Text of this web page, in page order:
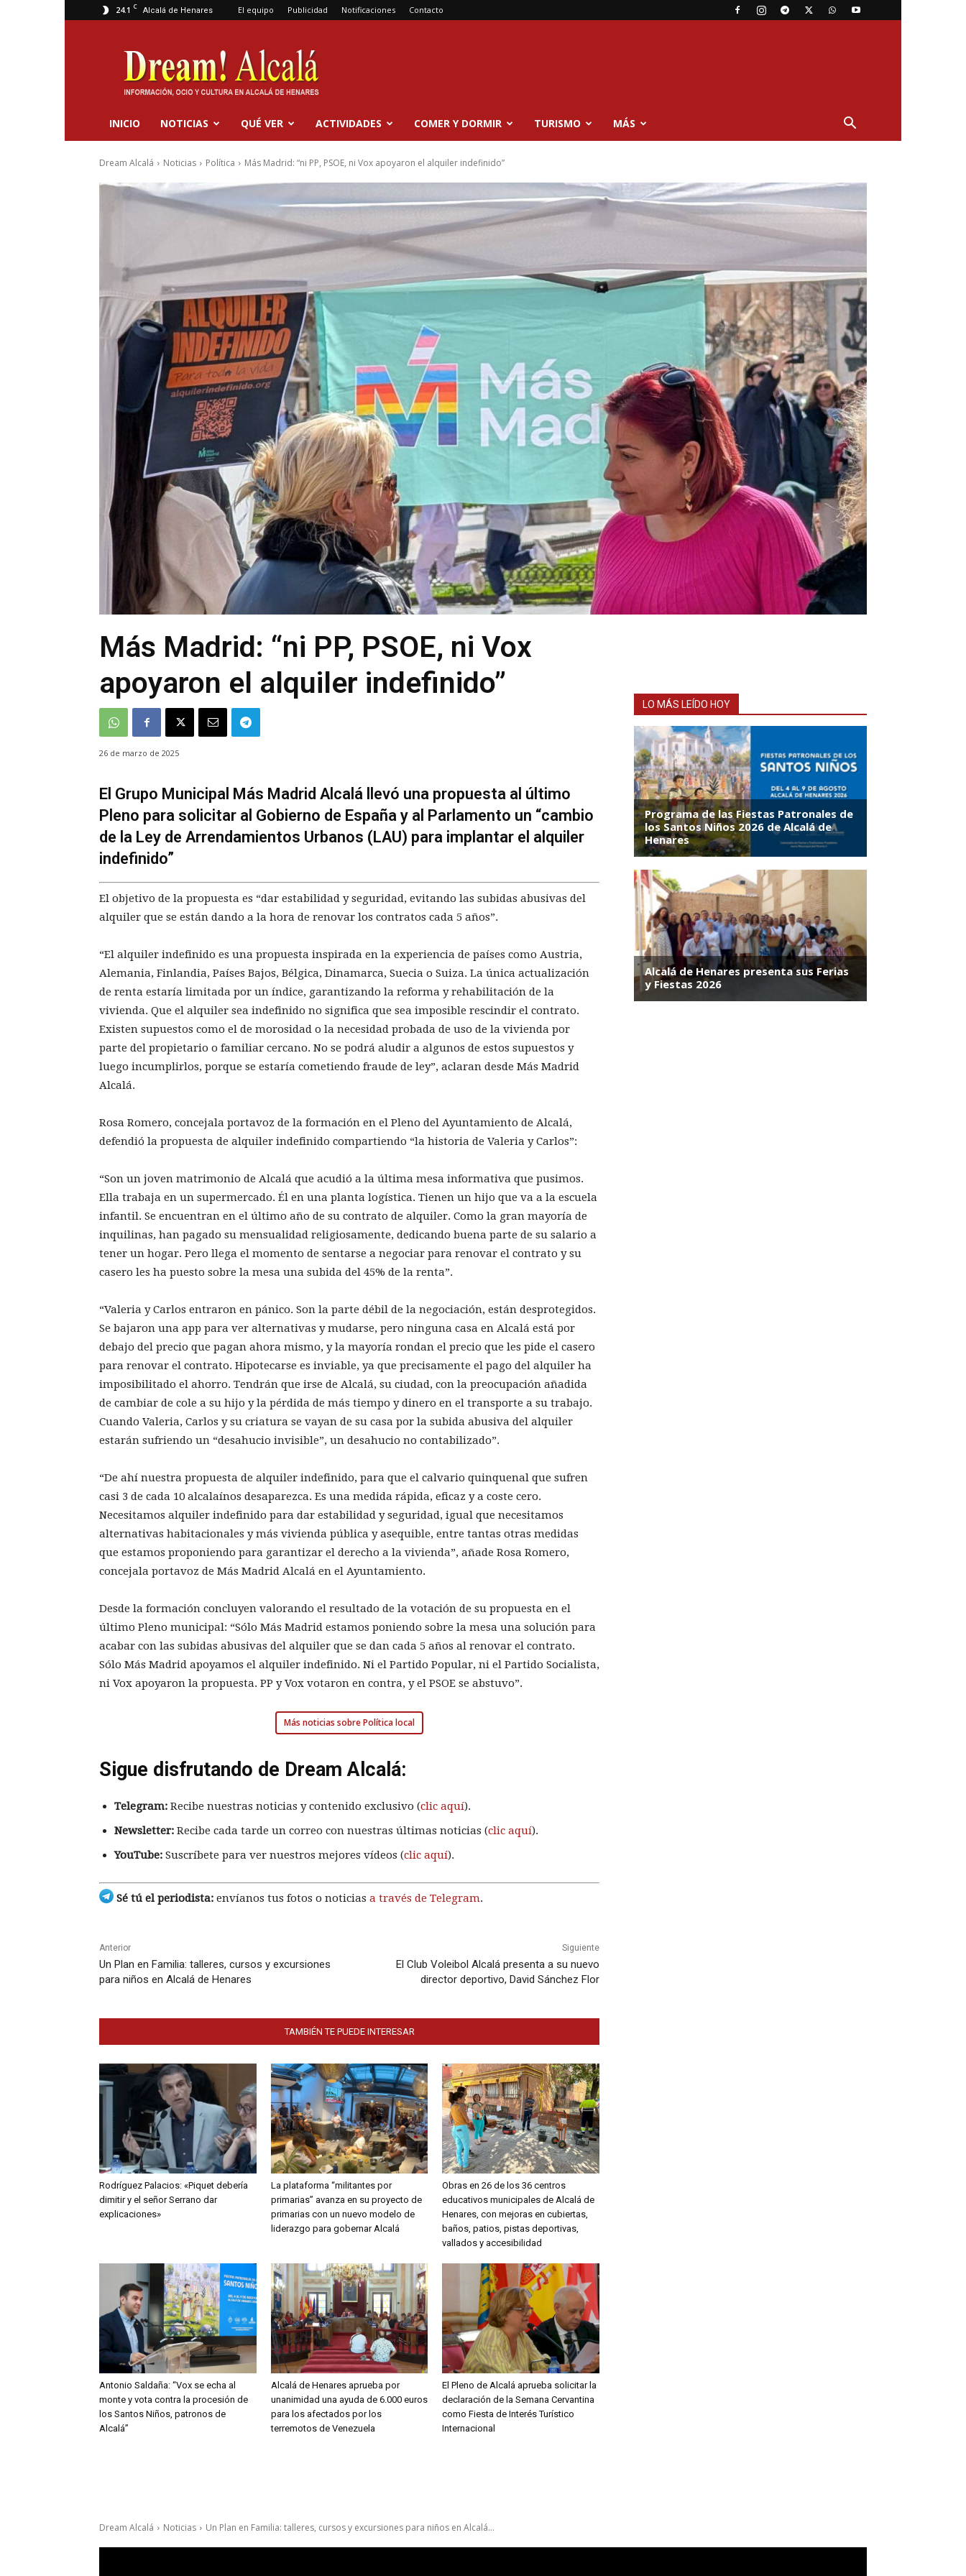
24.1 C Alcalá de Henares El equipo Publicidad Notificaciones Contacto
Dream
Alcalá
INICIO NOTICIAS QUÉ VER ACTIVIDADES COMER Y DORMIR TURISMO MÁS
Dream Alcalá Noticias Política Más Madrid: “ni PP, PSOE, ni Vox apoyaron el alquiler indefinido”
Más Madrid: “ni PP, PSOE, ni Vox
apoyaron el alquiler indefinido”
26 de marzo de 2025
El Grupo Municipal Más Madrid Alcalá llevó una propuesta al último
Pleno para solicitar al Gobierno de España y al Parlamento un “cambio
de la Ley de Arrendamientos Urbanos (LAU) para implantar el alquiler
indefinido”
El objetivo de la propuesta es “dar estabilidad y seguridad, evitando las subidas abusivas del
alquiler que se están dando a la hora de renovar los contratos cada 5 años”.
“El alquiler indefinido es una propuesta inspirada en la experiencia de países como Austria,
Alemania, Finlandia, Países Bajos, Bélgica, Dinamarca, Suecia o Suiza. La única actualización
de renta estaría limitada por un índice, garantizando la reforma y rehabilitación de la
vivienda. Que el alquiler sea indefinido no significa que sea imposible rescindir el contrato.
Existen supuestos como el de morosidad o la necesidad probada de uso de la vivienda por
parte del propietario o familiar cercano. No se podrá aludir a algunos de estos supuestos y
luego incumplirlos, porque se estaría cometiendo fraude de ley”, aclaran desde Más Madrid
Alcalá.
Rosa Romero, concejala portavoz de la formación en el Pleno del Ayuntamiento de Alcalá,
defendió la propuesta de alquiler indefinido compartiendo “la historia de Valeria y Carlos”:
“Son un joven matrimonio de Alcalá que acudió a la última mesa informativa que pusimos.
Ella trabaja en un supermercado. Él en una planta logística. Tienen un hijo que va a la escuela
infantil. Se encuentran en el último año de su contrato de alquiler. Como la gran mayoría de
inquilinas, han pagado su mensualidad religiosamente, dedicando buena parte de su salario a
tener un hogar. Pero llega el momento de sentarse a negociar para renovar el contrato y su
casero les ha puesto sobre la mesa una subida del 45% de la renta”.
“Valeria y Carlos entraron en pánico. Son la parte débil de la negociación, están desprotegidos.
Se bajaron una app para ver alternativas y mudarse, pero ninguna casa en Alcalá está por
debajo del precio que pagan ahora mismo, y la mayoría rondan el precio que les pide el casero
para renovar el contrato. Hipotecarse es inviable, ya que precisamente el pago del alquiler ha
imposibilitado el ahorro. Tendrán que irse de Alcalá, su ciudad, con la preocupación añadida
de cambiar de cole a su hijo y la pérdida de más tiempo y dinero en el transporte a su trabajo.
Cuando Valeria, Carlos y su criatura se vayan de su casa por la subida abusiva del alquiler
estarán sufriendo un “desahucio invisible”, un desahucio no contabilizado”.
“De ahí nuestra propuesta de alquiler indefinido, para que el calvario quinquenal que sufren
casi 3 de cada 10 alcalaínos desaparezca. Es una medida rápida, eficaz y a coste cero.
Necesitamos alquiler indefinido para dar estabilidad y seguridad, igual que necesitamos
alternativas habitacionales y más vivienda pública y asequible, entre tantas otras medidas
que estamos proponiendo para garantizar el derecho a la vivienda”, añade Rosa Romero,
concejala portavoz de Más Madrid Alcalá en el Ayuntamiento.
Desde la formación concluyen valorando el resultado de la votación de su propuesta en el
último Pleno municipal: “Sólo Más Madrid estamos poniendo sobre la mesa una solución para
acabar con las subidas abusivas del alquiler que se dan cada 5 años al renovar el contrato.
Sólo Más Madrid apoyamos el alquiler indefinido. Ni el Partido Popular, ni el Partido Socialista,
ni Vox apoyaron la propuesta. PP y Vox votaron en contra, y el PSOE se abstuvo”.
Más noticias sobre Política local
Sigue disfrutando de Dream Alcalá:
Telegram: Recibe nuestras noticias y contenido exclusivo (clic aquí).
Newsletter: Recibe cada tarde un correo con nuestras últimas noticias (clic aquí).
YouTube: Suscríbete para ver nuestros mejores vídeos (clic aquí).
Sé tú el periodista: envíanos tus fotos o noticias a través de Telegram.
Anterior
Un Plan en Familia: talleres, cursos y excursiones
para niños en Alcalá de Henares
Siguiente
El Club Voleibol Alcalá presenta a su nuevo
director deportivo, David Sánchez Flor
TAMBIÉN TE PUEDE INTERESAR
Rodríguez Palacios: «Piquet debería
dimitir y el señor Serrano dar
explicaciones»
La plataforma “militantes por
primarias” avanza en su proyecto de
primarias con un nuevo modelo de
liderazgo para gobernar Alcalá
Obras en 26 de los 36 centros
educativos municipales de Alcalá de
Henares, con mejoras en cubiertas,
baños, patios, pistas deportivas,
vallados y accesibilidad
Antonio Saldaña: “Vox se echa al
monte y vota contra la procesión de
los Santos Niños, patronos de
Alcalá”
Alcalá de Henares aprueba por
unanimidad una ayuda de 6.000 euros
para los afectados por los
terremotos de Venezuela
El Pleno de Alcalá aprueba solicitar la
declaración de la Semana Cervantina
como Fiesta de Interés Turístico
Internacional
LO MÁS LEÍDO HOY